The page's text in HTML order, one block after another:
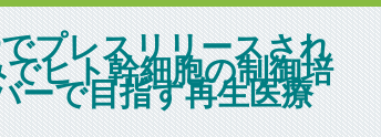
プレスリリースされ
ヒト幹細胞の制御培
で目指す再生医療